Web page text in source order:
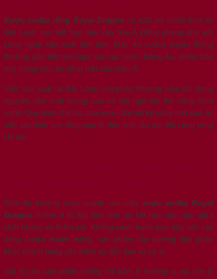
Rượu vodka rồng Royal Dragon có xuất xứ chính thức từ
Đài Loan, nơi kết hợp nền văn hóa Á Đông phong phú với
công nghệ sản xuất tiên tiến. Mặc dù vodka truyền thống
thường gắn liền với Nga hay các nước Đông Âu, phiên bản
này mang dấu ấn riêng biệt của châu Á.
Việc sản xuất tại Đài Loan cho phép thương hiệu tận dụng
nguyên liệu chất lượng cao và đội ngũ thợ thủ công lành
nghề. Quy trình chế tác chai rượu đòi hỏi kỹ năng tinh xảo, từ
việc tạo hình con rồng pha lê đến việc lắp ráp thủ công từng
chi tiết.
Trên thị trường rượu mạnh cao cấp, rượu vodka Royal
Dragon chiếm vị trí đặc biệt nhờ sự kết hợp độc đáo giữa
chất lượng và thẩm mỹ. Không cạnh tranh trực tiếp với các
dòng vodka truyền thống, sản phẩm này hướng đến phân
khúc khách hàng yêu thích sự độc đáo và xa xỉ.
Giá trị của sản phẩm không chỉ nằm ở hương vị mà còn ở